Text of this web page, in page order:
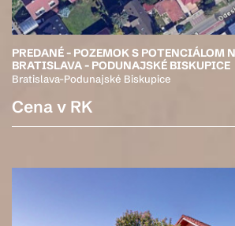
PREDANÉ - POZEMOK S POTENCIÁLOM
BRATISLAVA - PODUNAJSKÉ BISKUPICE
Bratislava-Podunajské Biskupice
Cena v RK